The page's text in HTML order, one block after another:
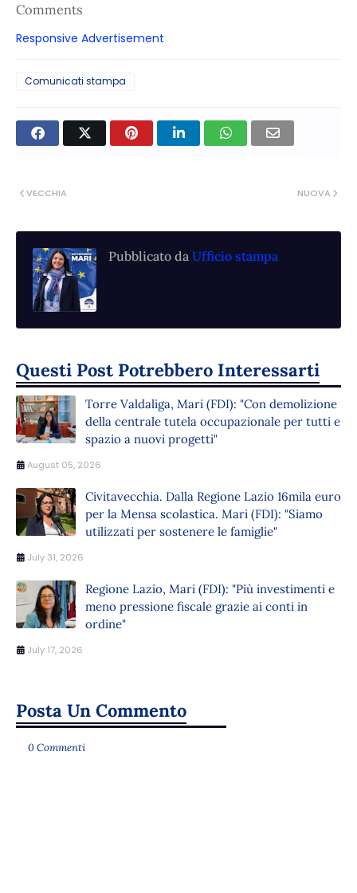
Comments
Responsive Advertisement
Comunicati stampa
NUOVA
VECCHIA
Pubblicato da Ufficio stampa
Questi Post Potrebbero Interessarti
Torre Valdaliga, Mari (FDI): "Con demolizione
della centrale tutela occupazionale per tutti e
spazio a nuovi progetti"
August 05, 2026
Civitavecchia. Dalla Regione Lazio 16mila euro
per la Mensa scolastica. Mari (FDI): "Siamo
utilizzati per sostenere le famiglie"
July 31, 2026
Regione Lazio, Mari (FDI): "Più investimenti e
meno pressione fiscale grazie ai conti in
ordine"
July 17, 2026
Posta Un Commento
0 Commenti